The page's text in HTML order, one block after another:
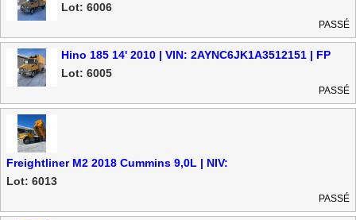
Lot: 6006
PASSÉ
Hino 185 14' 2010 | VIN: 2AYNC6JK1A3512151 | FP
Lot: 6005
PASSÉ
Freightliner M2 2018 Cummins 9,0L | NIV:
1FVHCYFE7JHJW1271 | FP
Lot: 6013
PASSÉ